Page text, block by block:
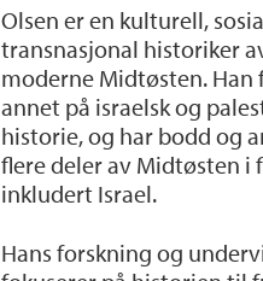
Olsen er en kulturell,
transnasjonal historiker
moderne Midtøsten. Han
annet på israelsk og
historie, og har bodd og
flere deler av Midtøsten i
inkludert Israel.
Hans forskning og